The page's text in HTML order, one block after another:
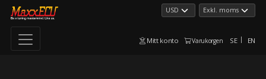
Mitt konto Varukorgen SE EN